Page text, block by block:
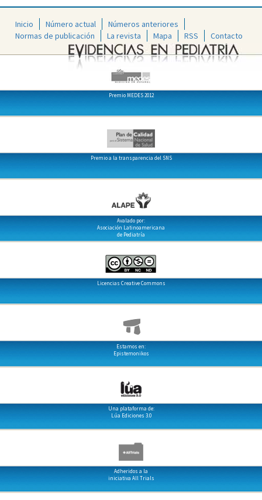
Inicio Número actual
Números anteriores
Normas de publicación
La revista Mapa RSS Contacto
Premio MEDES 2012
Premio a la transparencia del SNS
Avalado por:
Asociación Latinoamericana
de Pediatría
Licencias Creative Commons
Estamos en:
Epistemonikos
Una plataforma de:
Lúa Ediciones 3.0
Adheridos a la
iniciativa All Trials